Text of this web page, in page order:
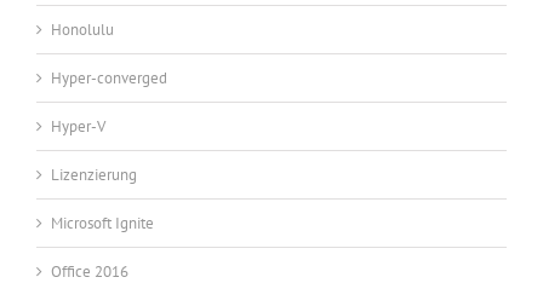
Honolulu
Hyper-converged
Hyper-V
Lizenzierung
Microsoft Ignite
Office 2016